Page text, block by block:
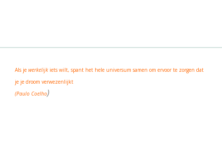
Als je werkelijk iets wilt, spant het hele universum samen om ervoor te zorgen dat
je je droom verwezenlijkt
(Paulo Coelho)